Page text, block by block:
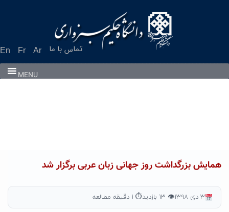
En Fr Ar تماس با ما
MENU
همایش بزرگداشت روز جهانی زبان عربی برگزار شد
۳ دی ۱۳۹۸ 👁 ۱۳ بازدید ⏱ ۱ دقیقه مطالعه